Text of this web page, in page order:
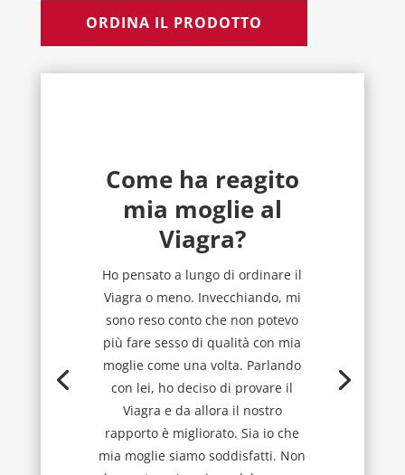
ORDINA IL PRODOTTO
Come ha reagito
mia moglie al
Viagra?
Ho pensato a lungo di ordinare il
Viagra o meno. Invecchiando, mi
sono reso conto che non potevo
più fare sesso di qualità con mia
moglie come una volta. Parlando
con lei, ho deciso di provare il
Viagra e da allora il nostro
rapporto è migliorato. Sia io che
mia moglie siamo soddisfatti. Non